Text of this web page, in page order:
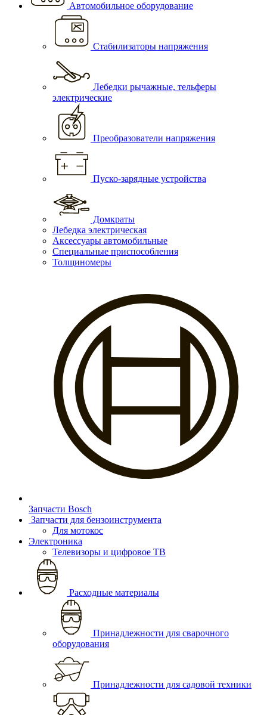
Автомобильное оборудование
Стабилизаторы напряжения
Лебедки рычажные, тельферы
электрические
Преобразователи напряжения
Пуско-зарядные устройства
Домкраты
Лебедка электрическая
Аксессуары автомобильные
Специальные приспособления
Толщиномеры
Запчасти Bosch
Запчасти для бензоинструмента
Для мотокос
Электроника
Телевизоры и цифровое ТВ
Расходные материалы
Принадлежности для сварочного
оборудования
Принадлежности для садовой техники